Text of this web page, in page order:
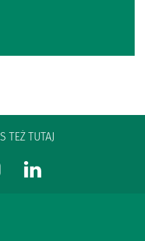
TEŻ TUTAJ